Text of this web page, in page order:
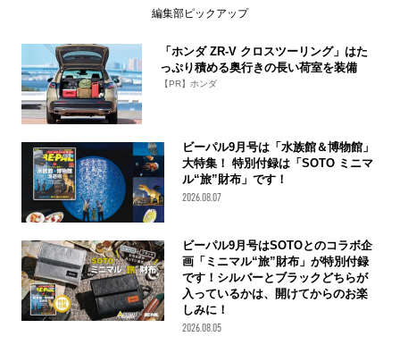
編集部ピックアップ
「ホンダ ZR-V クロスツーリング」はた
っぷり積める奥行きの長い荷室を装備
【PR】ホンダ
ビーパル9月号は「水族館＆博物館」
大特集！ 特別付録は「SOTO ミニマ
ル“旅”財布」です！
2026.08.07
ビーパル9月号はSOTOとのコラボ企
画「ミニマル“旅”財布」が特別付録
です！シルバーとブラックどちらが
入っているかは、開けてからのお楽
しみに！
2026.08.05